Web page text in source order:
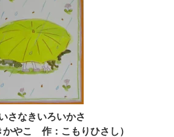
さなきいろいかさ
かやこ 作：こもりひさし）